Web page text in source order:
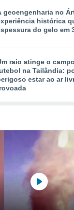
geoengenharia no
histórica
do gelo em
raio atinge o
na Tailândia:
estar ao ar